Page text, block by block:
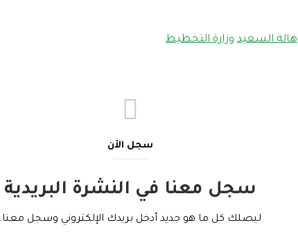
هالة السعيد وزارة التخطيط
سجل الأن
سجل معنا في النشرة البريدية
ليصلك كل ما هو جديد أدخل بريدك الإلكتروني وسجل معنا.